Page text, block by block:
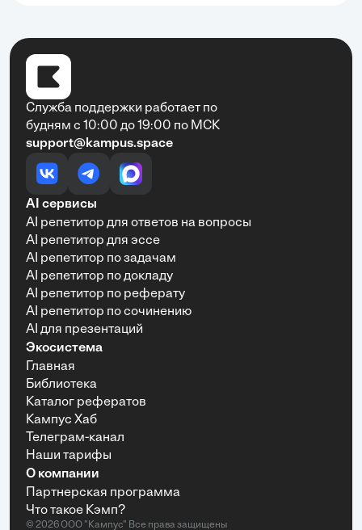
Служба поддержки работает по
будням с 10:00 до 19:00 по МСК
support@kampus.space
AI сервисы
AI репетитор для ответов на вопросы
AI репетитор для эссе
AI репетитор по задачам
AI репетитор по докладу
AI репетитор по реферату
AI репетитор по сочинению
AI для презентаций
Экосистема
Главная
Библиотека
Каталог рефератов
Кампус Хаб
Телеграм-канал
Наши тарифы
О компании
Партнерская программа
Что такое Кэмп?
© 2026 ООО "Кампус" Все права защищены